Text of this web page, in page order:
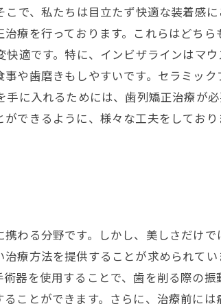
で、私たちは目立たず快適な装着感
療を行っております。これらはどち
適です。特に、インビザラインはマ
や歯磨きもしやすいです。セラミッ
に入れるためには、歯列矯正治療が
できるように、様々な工夫をしてお
わる分野です。しかし、美しさだけ
療方法を提供することが求められて
器を使用することで、歯を削る際の
ことができます。さらに、治療前に